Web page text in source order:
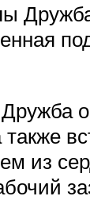
из